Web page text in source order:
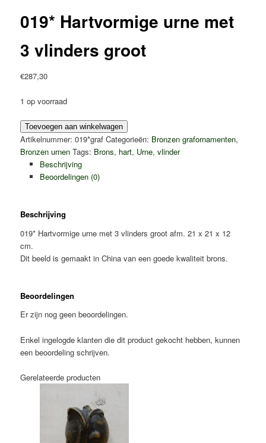
019* Hartvormige urne met
3 vlinders groot
€287,30
1 op voorraad
019*
Hartvormige
urne
met
aantal
Toevoegen aan winkelwagen
Artikelnummer:019*graf Categorieën: Bronzen grafornamenten,
Bronzen urnen Tags: Brons, hart, Urne,vlinder
Beschrijving
Beoordelingen (0)
Beschrijving
019* Hartvormige urne met 3 vlinders groot afm. 21 x 21 x 12
cm.
Dit beeld is gemaakt in China van een goede kwaliteit brons.
Beoordelingen
Er zijn nog geen beoordelingen.
Enkel ingelogde klanten die dit product gekocht hebben, kunnen
een beoordeling schrijven.
Gerelateerde producten